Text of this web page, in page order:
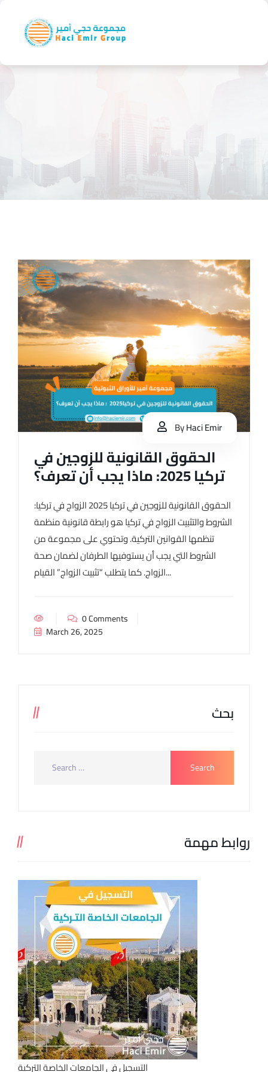
ByHaci Emir
الحقوق القانونية للزوجين في
تركيا 2025: ماذا يجب أن تعرف؟
الحقوق القانونية للزوجين في تركيا 2025 الزواج في تركيا:
الشروط والتثبيت الزواج في تركيا هو رابطة قانونية منظمة
تنظمها القوانين التركية. وتحتوي على مجموعة من
الشروط التي يجب أن يستوفيها الطرفان لضمان صحة
الزواج. كما يتطلب “تثبيت الزواج” القيام...
0 Comments
March 26, 2025
بحث
روابط مهمة
التسجيل في الجامعات الخاصة التركية